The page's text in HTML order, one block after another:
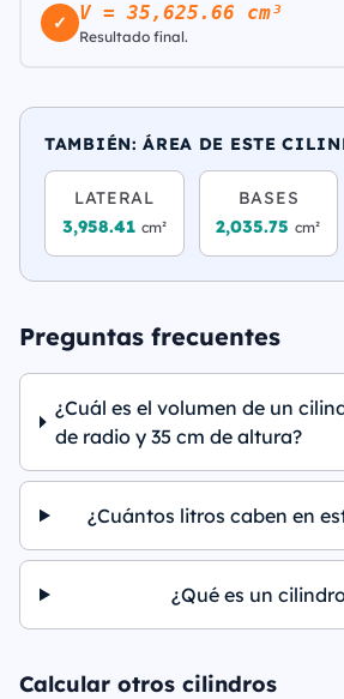
✓ V = 35,625.66 cm³
Resultado final.
TAMBIÉN: ÁREA DE ESTE
LATERAL
3,958.41 cm²
BASES
2,035.75cm²
Preguntas frecuentes
¿Cuál es el volumen de un
de radio y 35 cm de altura?
¿Cuántos litros caben en
¿Qué es un
Calcular otros cilindros